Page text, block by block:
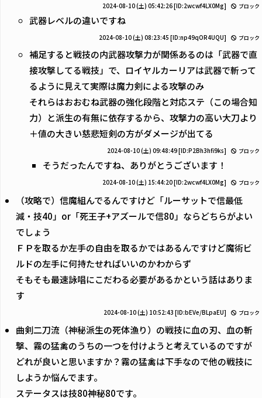
2024-08-10 (土) 05:42:26[ID:2wcwf4LX0Mg] ブロック
武器レベルの違いですね
2024-08-10 (土) 08:23:45 [ID:np49qOR4UQU] ブロック
補足すると戦技の内武器攻撃力が関係あるのは「武器で直
接攻撃してる戦技」で、ロイヤルカーリアは武器で斬って
るように見えて実際は魔力剣による攻撃のみ
それらはおおむね武器の強化段階と対応ステ（この場合知
力）と派生の有無に依存するから、攻撃力の高い大刀より
＋値の大きい慈悲短剣の方がダメージが出てる
2024-08-10 (土) 09:48:49[ID:P2Bh3hfi9ks] ブロック
そうだったんですね、ありがとうございます！
2024-08-10 (土) 15:44:20[ID:2wcwf4LX0Mg] ブロック
（攻略で）信魔組んでるんですけど「ルーサットで信最低
減・技40」or「死王子+アズールで信80」ならどちらがよい
でしょう
ＦＰを取るか左手の自由を取るかではあるんですけど魔術ビ
ルドの左手に何持たせればいいのかわからず
そもそも最速詠唱にこだわる必要があるかという話はありま
す
2024-08-10 (土) 10:52:43 [ID:bEVe/BLpaEU] ブロック
曲剣二刀流（神秘派生の死体漁り）の戦技に血の刃、血の斬
撃、霧の猛禽のうちの一つを付けようと考えているのですが
どれが良いと思いますか？霧の猛禽は下手なので他の戦技に
しようか悩んでます。
ステータスは技80神秘80です。